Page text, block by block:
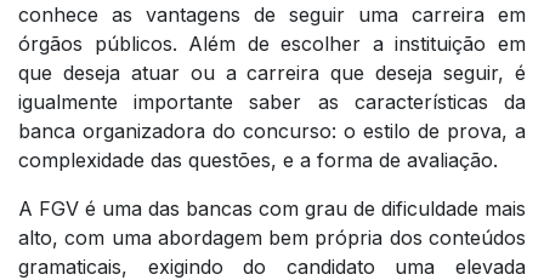
conhece as vantagens de seguir uma carreira em
órgãos públicos. Além de escolher a instituição em
que deseja atuar ou a carreira que deseja seguir, é
igualmente importante saber as características da
banca organizadora do concurso: o estilo de prova, a
complexidade das questões, e a forma de avaliação.
A FGV é uma das bancas com grau de dificuldade mais
alto, com uma abordagem bem própria dos conteúdos
gramaticais, exigindo do candidato uma elevada